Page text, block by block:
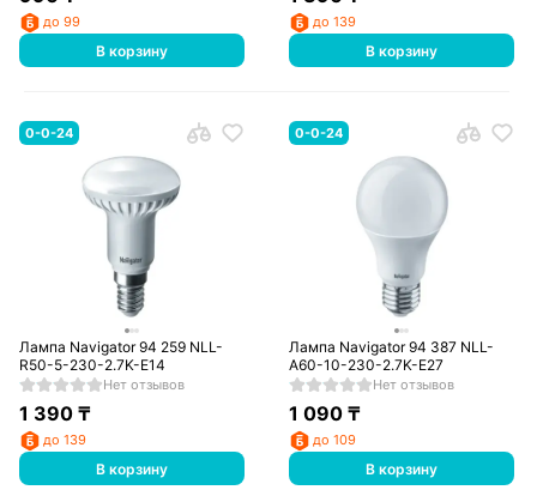
до 99
В корзину
до 139
В корзину
0-0-24
Лампа Navigator 94 259 NLL-
R50-5-230-2.7K-E14
Нет отзывов
1 390₸
до 139
В корзину
0-0-24
Лампа Navigator 94 387 NLL-
A60-10-230-2.7K-E27
Нет отзывов
1 090 ₸
до 109
В корзину